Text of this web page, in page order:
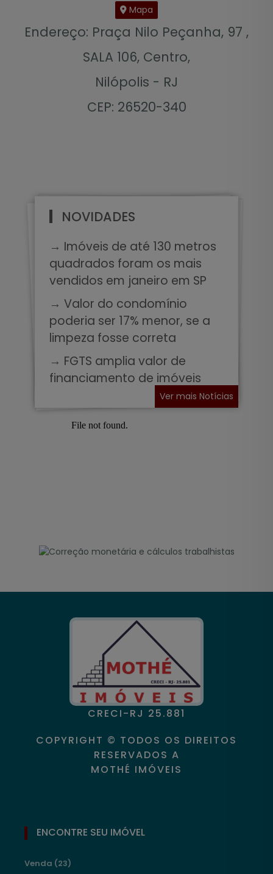
Mapa
Endereço: Praça Nilo Peçanha, 97 ,
SALA 106, Centro,
Nilópolis - RJ
CEP: 26520-340
NOVIDADES
→ Imóveis de até 130 metros
quadrados foram os mais
vendidos em janeiro em SP
→ Valor do condomínio
poderia ser 17% menor, se a
limpeza fosse correta
→ FGTS amplia valor de
financiamento de imóveis
Ver mais Notícias
CRECI-RJ 25.881
COPYRIGHT © TODOS OS DIREITOS
RESERVADOS A
MOTHÉ IMÓVEIS
ENCONTRE SEU IMÓVEL
Venda (23)